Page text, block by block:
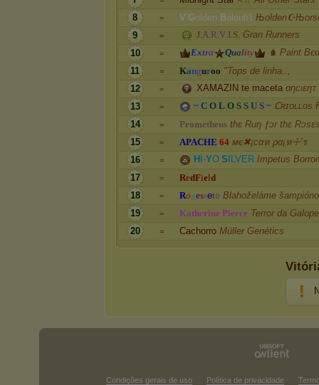
8
= V'Go den Ba ou b't
9
= J.A.R.V.I.S. Gran Runners
10
= Extra Quality
♞ Paint
11
= Kanguroo "Tops de linha..,
12
= XAMAZIN te maceta
13
= ~ C O L O S S U S ~ Ⅽʀɪᴏʟʟᴏs
14
= Prometheus thɛ Ruŋ ƒɔr thɛ
15
= APACHE 64 мє✖¡cαห ρα¡ห☩'ร
16
= H -YO S LVE R Impetus
17
= RedField
18
= Ro essete Blahoželáme
19
= Katherine Pierce Terror da
20
= Cachorro Müller Genétics
Condições gerais de uso Política de privacidade